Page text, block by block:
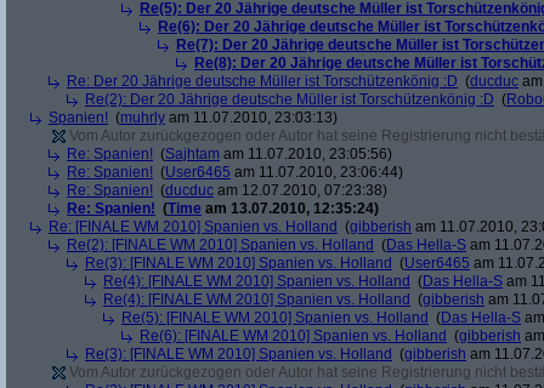
Re(5): Der 20 Jährige deutsche Müller ist
Re(6): Der 20 Jährige deutsche Müller ist
Re(7): Der 20 Jährige deutsche Müller ist
Re(8): Der 20 Jährige deutsche Müller ist
Re: Der 20 Jährige deutsche Müller ist Torschützenkönig :D (ducduc
Re(2): Der 20 Jährige deutsche Müller ist Torschützenkönig :D (
Spanien! (muhrly am 11.07.2010, 23:03:13)
Vom Autor zurückgezogen oder Autor hat seine Registrierung nicht
Re: Spanien! (Sajhtam am 11.07.2010, 23:05:56)
Re: Spanien! (User6465 am 11.07.2010, 23:06:44)
Re: Spanien! (ducduc am 12.07.2010, 07:23:38)
Re: Spanien! (Time am 13.07.2010, 12:35:24)
Re: [FINALE WM 2010] Spanien vs. Holland (gibberish am 11.07.2010,
Re(2): [FINALE WM 2010] Spanien vs. Holland (Das Hella-S am
Re(3): [FINALE WM 2010] Spanien vs. Holland (User6465 am
Re(4): [FINALE WM 2010] Spanien vs. Holland (Das Hella-S am
Re(4): [FINALE WM 2010] Spanien vs. Holland (gibberish am
Re(5): [FINALE WM 2010] Spanien vs. Holland (Das Hella-S
Re(6): [FINALE WM 2010] Spanien vs. Holland (gibberish
Re(3): [FINALE WM 2010] Spanien vs. Holland (gibberish am
Vom Autor zurückgezogen oder Autor hat seine Registrierung nicht